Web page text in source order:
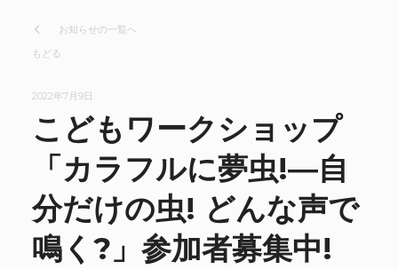
お知らせの一覧へ
もどる
2022年7月9日
こどもワークショップ
「カラフルに夢虫!―自
分だけの虫! どんな声で
鳴く?」参加者募集中!